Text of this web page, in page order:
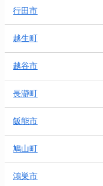
行田市
越生町
越谷市
長瀞町
飯能市
鳩山町
鴻巣市